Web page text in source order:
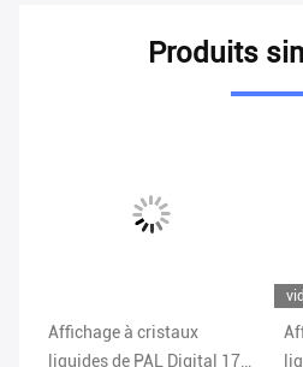
Produits
Affichage à cristaux
liquides de PAL Digital 178